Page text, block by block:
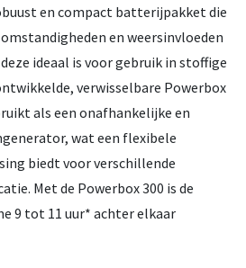
en compact batterijpakket die
en weersinvloeden
ideaal is voor gebruik in stoffige
verwisselbare Powerbox
als een onafhankelijke en
wat een flexibele
biedt voor verschillende
Met de Powerbox 300 is de
9 tot 11 uur* achter elkaar